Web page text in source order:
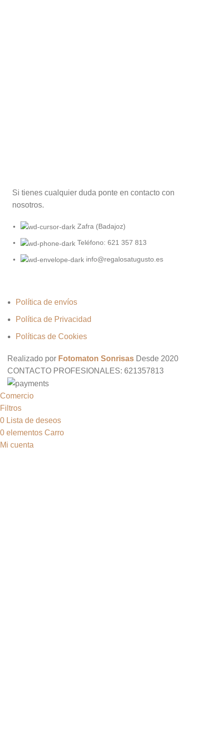
Si tienes cualquier duda ponte en contacto con
nosotros.
Zafra (Badajoz)
Teléfono: 621 357 813
info@regalosatugusto.es
Política de envíos
Política de Privacidad
Políticas de Cookies
Realizado por Fotomaton Sonrisas Desde 2020
CONTACTO PROFESIONALES: 621357813
Comercio
Filtros
0 Lista de deseos
0 elementos Carro
Mi cuenta